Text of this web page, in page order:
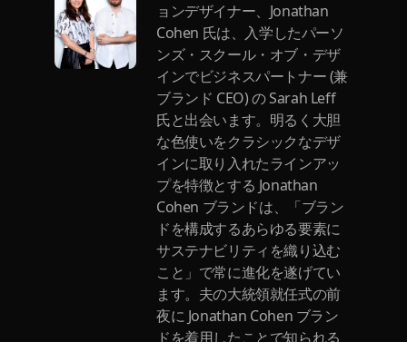
ョンデザイナー、Jonathan
Cohen 氏は、入学したパーソ
ンズ・スクール・オブ・デザ
インでビジネスパートナー (兼
ブランド CEO) の Sarah Leff
氏と出会います。明るく大胆
な色使いをクラシックなデザ
インに取り入れたラインアッ
プを特徴とする Jonathan
Cohen ブランドは、「ブラン
ドを構成するあらゆる要素に
サステナビリティを織り込む
こと」で常に進化を遂げてい
ます。夫の大統領就任式の前
夜に Jonathan Cohen ブラン
ドを着用したことで知られる